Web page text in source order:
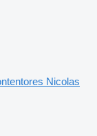
Nicolas